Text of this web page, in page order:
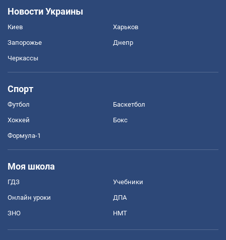
Новости Украины
Киев Харьков
Запорожье Днепр
Черкассы
Спорт
Футбол Баскетбол
Хоккей Бокс
Формула-1
Моя школа
ГДЗ Учебники
Онлайн уроки ДПА
ЗНО НМТ